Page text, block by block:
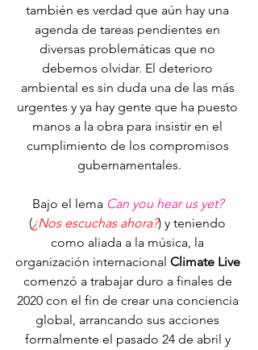
también es verdad que aún hay una
agenda de tareas pendientes en
diversas problemáticas que no
debemos olvidar. El deterioro
ambiental es sin duda una de las más
urgentes y ya hay gente que ha puesto
manos a la obra para insistir en el
cumplimiento de los compromisos
gubernamentales.
Bajo el lema Can you hear us yet?
(¿Nos escuchas ahora?) y teniendo
como aliada a la música, la
organización internacional Climate Live
comenzó a trabajar duro a finales de
2020 con el fin de crear una conciencia
global, arrancando sus acciones
formalmente el pasado 24 de abril y